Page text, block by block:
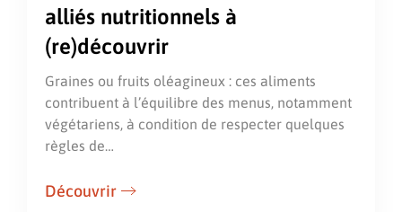
alliés nutritionnels à
(re)découvrir
Graines ou fruits oléagineux : ces aliments
contribuent à l’équilibre des menus, notamment
végétariens, à condition de respecter quelques
règles de…
Découvrir